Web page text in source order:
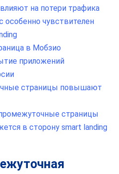
на потери трафика
особенно чувствителен
в Мобзио
приложений
страницы повышают
страницы
в сторону smart landing